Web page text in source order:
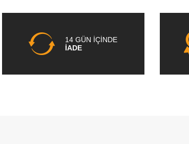
14 GÜN İÇİNDE
İADE